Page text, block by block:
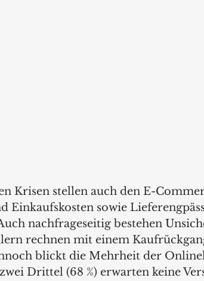
Krisen stellen auch den E-
Einkaufskosten sowie
nachfrageseitig bestehen
rechnen mit einem
blickt die Mehrheit der
Drittel (68 %) erwarten keine